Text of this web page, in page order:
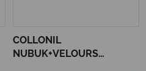
COLLONIL
NUBUK+VELOURS